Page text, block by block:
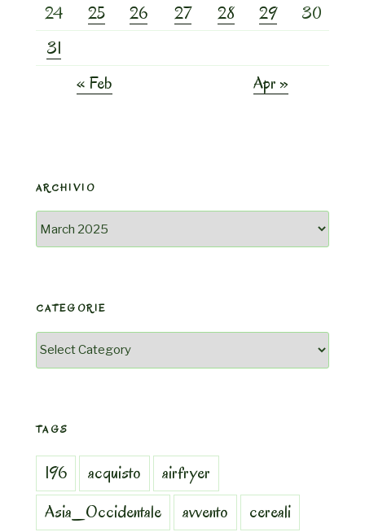
24
25 26 27 28 29
30
31
« Feb
Apr »
ARCHIVIO
Archivio
CATEGORIE
Categorie
TAGS
196 acquisto
airfryer
Asia_Occidentale
avvento
cereali